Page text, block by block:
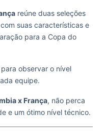
reúne duas seleções
suas características e
para a Copa do
observar o nível
equipe.
x França, não perca
e um ótimo nível técnico.